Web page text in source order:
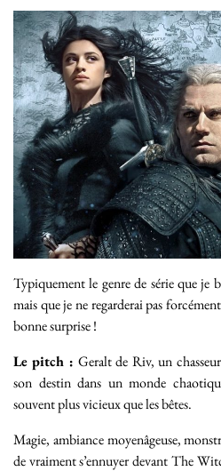
Typiquement le genre de série que je
mais que je ne regarderai pas
bonne surprise !
Le pitch :Geralt de Riv, un
son destin dans un monde
souvent plus vicieux que les bêtes.
Magie, ambiance moyenâgeuse,
de vraiment s’ennuyer devant The